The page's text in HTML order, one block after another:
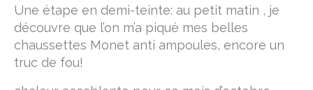
Jesus trail
Le sentier d’Abraham
camino primitivo
Une étape en demi-teinte: au petit matin , je
découvre que l’on m’a piqué mes belles
chaussettes Monet anti ampoules, encore un
truc de fou!